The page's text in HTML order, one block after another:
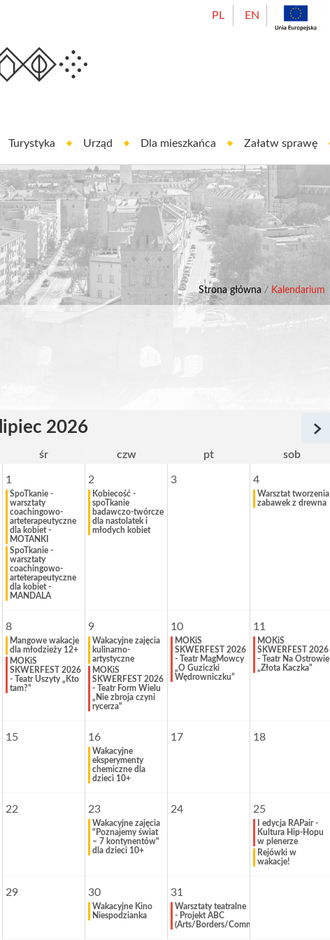
PL EN
Oleśnica
Turystyka Urząd Dla mieszkańca Załatw sprawę
Strona główna / Kalendarium
lipiec 2026
śr czw pt sob
1
SpoTkanie -
warsztaty
coachingowo-
arteterapeutyczne
dla kobiet -
MOTANKI
SpoTkanie -
warsztaty
coachingowo-
arteterapeutyczne
dla kobiet -
MANDALA
2
Kobiecość -
spoTkanie
badawczo-twórcze
dla nastolatek i
młodych kobiet
3 4
Warsztat tworzenia
zabawek z drewna
8
Mangowe wakacje
dla młodzieży 12+
MOKiS
SKWERFEST 2026
- Teatr Uszyty „Kto
tam?”
9
Wakacyjne zajęcia
kulinarno-
artystyczne
MOKiS
SKWERFEST 2026
- Teatr Form Wielu
„Nie zbroja czyni
rycerza"
10
MOKiS
SKWERFEST 2026
- Teatr MagMowcy
„O Guziczki
Wędrowniczku”
11
MOKiS
SKWERFEST 2026
- Teatr Na Ostrowie
„Złota Kaczka”
15 16
Wakacyjne
eksperymenty
chemiczne dla
dzieci 10+
17 18
22 23
Wakacyjne zajęcia
"Poznajemy świat
– 7 kontynentów"
dla dzieci 10+
24 25
I edycja RAPair -
Kultura Hip-Hopu
w plenerze
Rejówki w
wakacje!
29 30
Wakacyjne Kino
Niespodzianka
31
Warsztaty teatralne
- Projekt ABC
(Arts/Borders/Communities)